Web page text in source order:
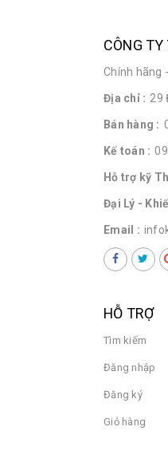
CÔNG
Chính hãng
Địa chỉ : 29
Bán hàng :
Kế toán :
Hỗ trợ kỹ
Đại Lý -
Email :
HỖ TRỢ
Tìm kiếm
Đăng nhập
Đăng ký
Giỏ hàng